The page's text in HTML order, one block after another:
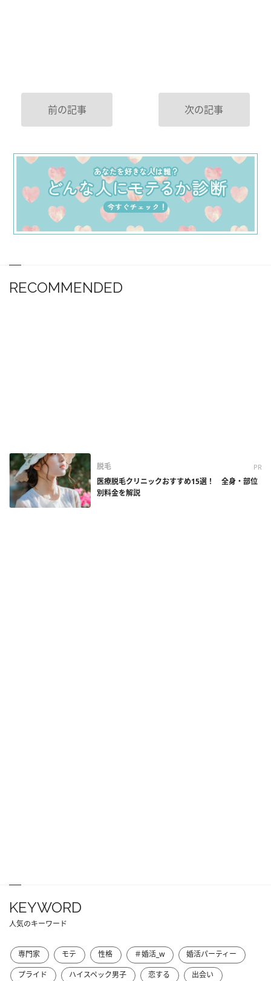
前の記事 次の記事
RECOMMENDED
脱毛 PR
医療脱毛クリニックおすすめ15選！ 全身・部位
別料金を解説
KEYWORD
人気のキーワード
専門家 モテ 性格 ＃婚活_w
婚活パーティー
プライド
ハイスペック男子 恋する 出会い